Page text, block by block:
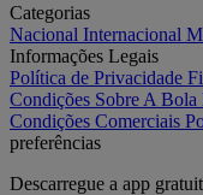
Categorias
Nacional Internacional
Informações Legais
Política de Privacidade
Condições Sobre A Bola
Condições Comerciais
preferências
Descarregue a app